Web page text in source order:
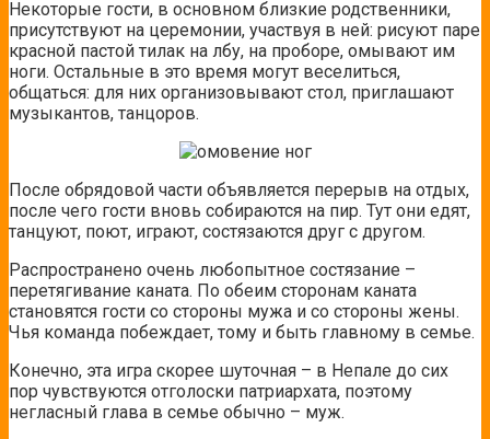
Некоторые гости, в основном близкие родственники,
присутствуют на церемонии, участвуя в ней: рисуют паре
красной пастой тилак на лбу, на проборе, омывают им
ноги. Остальные в это время могут веселиться,
общаться: для них организовывают стол, приглашают
музыкантов, танцоров.
После обрядовой части объявляется перерыв на отдых,
после чего гости вновь собираются на пир. Тут они едят,
танцуют, поют, играют, состязаются друг с другом.
Распространено очень любопытное состязание –
перетягивание каната. По обеим сторонам каната
становятся гости со стороны мужа и со стороны жены.
Чья команда побеждает, тому и быть главному в семье.
Конечно, эта игра скорее шуточная – в Непале до сих
пор чувствуются отголоски патриархата, поэтому
негласный глава в семье обычно – муж.